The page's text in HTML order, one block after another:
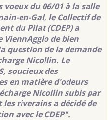
voeux du 06/01 à la salle
en-Gal, le Collectif de
du Pilat (CDEP) a
ViennAgglo de bien
question de la demande
Nicollin. Le
soucieux des
en matière d'odeurs
Nicollin subis par
riverains a décidé de
avec le CDEP".